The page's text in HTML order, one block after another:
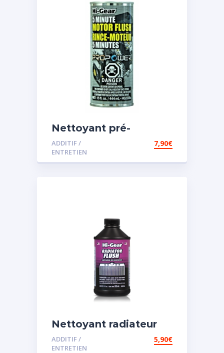
Nettoyant pré-
vidange
ADDITIF /
ENTRETIEN
7,90€
Nettoyant radiateur
ADDITIF /
ENTRETIEN
5,90€